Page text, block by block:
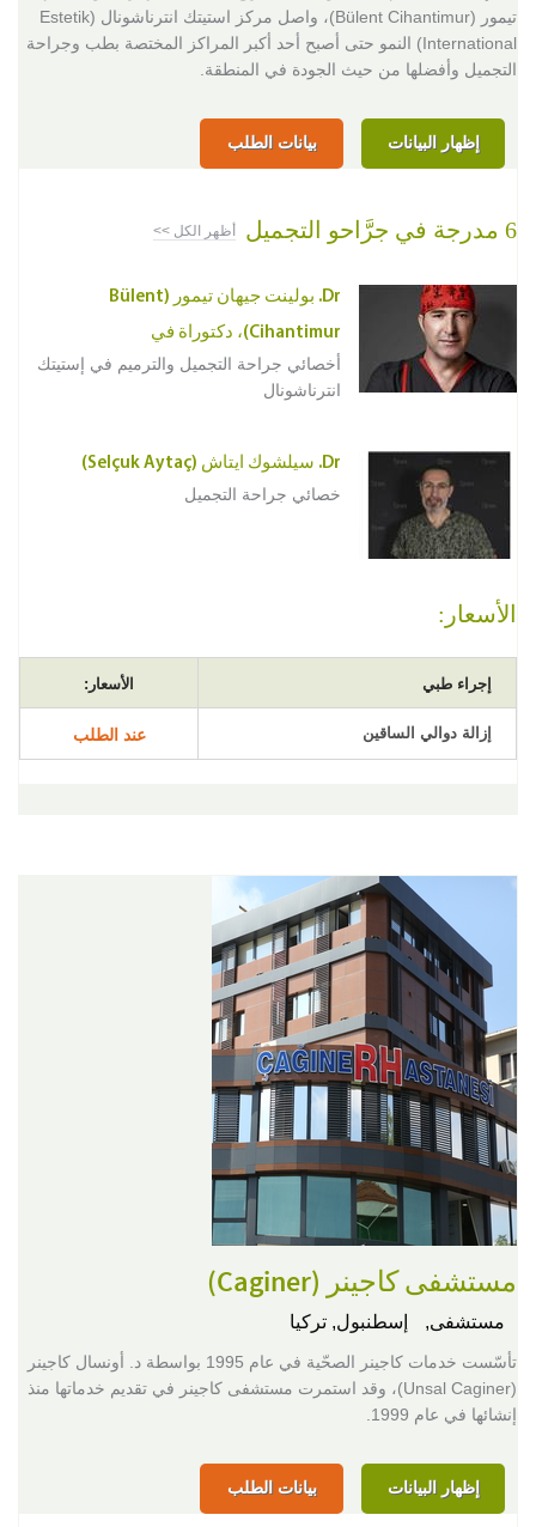
تيمور (Bülent Cihantimur)، واصل مركز استيتك انترناشونال (Estetik
International) النمو حتى أصبح أحد أكبر المراكز المختصة بطب وجراحة
التجميل وأفضلها من حيث الجودة في المنطقة.
إظهار البيانات بيانات الطلب
6 مدرجة في جرَّاحو التجميل أظهر الكل >>
Dr. بولينت جيهان تيمور (Bülent
Cihantimur)، دكتوراة في
أخصائي جراحة التجميل والترميم في إستيتك
انترناشونال
Dr. سيلشوك ايتاش (Selçuk Aytaç)
خصائي جراحة التجميل
الأسعار:
إجراء طبي الأسعار:
إزالة دوالي الساقين عند الطلب
مستشفى كاجينر (Caginer)
مستشفى, إسطنبول, تركيا
تأسّست خدمات كاجينر الصحّية في عام 1995 بواسطة د. أونسال كاجينر
(Unsal Caginer)، وقد استمرت مستشفى كاجينر في تقديم خدماتها منذ
إنشائها في عام 1999.
إظهار البيانات بيانات الطلب